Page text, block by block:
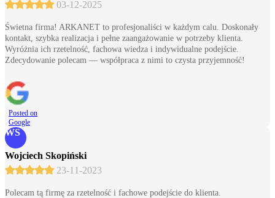
03-12-2025
Świetna firma! ARKANET to profesjonaliści w każdym calu. Doskonały
kontakt, szybka realizacja i pełne zaangażowanie w potrzeby klienta.
Wyróżnia ich rzetelność, fachowa wiedza i indywidualne podejście.
Zdecydowanie polecam — współpraca z nimi to czysta przyjemność!
Posted on
Google
WS
Wojciech Skopiński
23-11-2023
Polecam tą firmę za rzetelność i fachowe podejście do klienta.